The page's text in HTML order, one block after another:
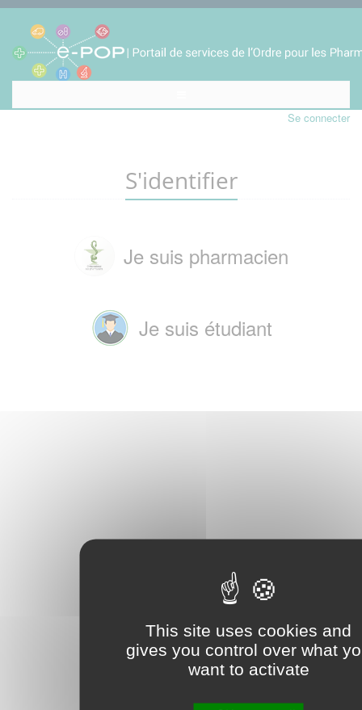
This site uses cookies and
gives you control over what
want to activate
Se connecter
S'identifier
Je suis pharmacien
Je suis étudiant